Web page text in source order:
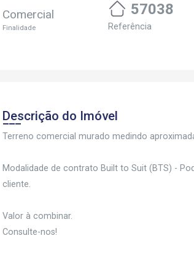
Comercial
Finalidade
57038
Referência
Descrição do Imóvel
Terreno comercial murado medindo
Modalidade de contrato Built to Suit (BTS) -
cliente.
Valor à combinar.
Consulte-nos!